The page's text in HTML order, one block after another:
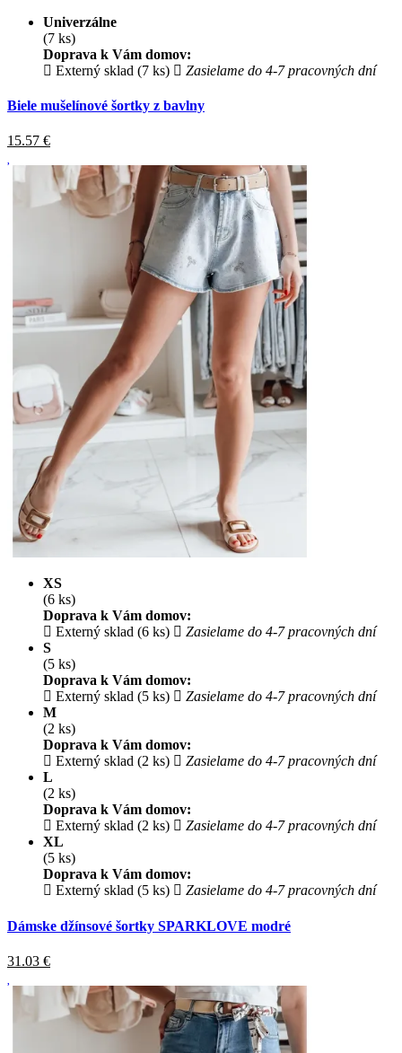
Univerzálne
(7 ks)
Doprava k Vám domov:
Externý sklad (7 ks)
Zasielame do 4-7 pracovných dní
Biele mušelínové šortky z bavlny
15.57 €
XS
(6 ks)
Doprava k Vám domov:
Externý sklad (6 ks)
Zasielame do 4-7 pracovných dní
S
(5 ks)
Doprava k Vám domov:
Externý sklad (5 ks)
Zasielame do 4-7 pracovných dní
M
(2 ks)
Doprava k Vám domov:
Externý sklad (2 ks)
Zasielame do 4-7 pracovných dní
L
(2 ks)
Doprava k Vám domov:
Externý sklad (2 ks)
Zasielame do 4-7 pracovných dní
XL
(5 ks)
Doprava k Vám domov:
Externý sklad (5 ks)
Zasielame do 4-7 pracovných dní
Dámske džínsové šortky SPARKLOVE modré
31.03 €